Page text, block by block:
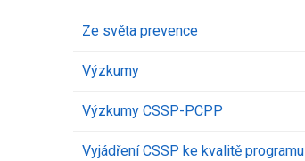
Ze světa prevence
Výzkumy
Výzkumy CSSP-PCPP
Vyjádření CSSP ke kvalitě programu